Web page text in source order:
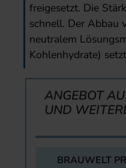
freigesetzt. Die
schnell. Der Abbau
neutralem
Kohlenhydrate)
ANGEBOT
UND
BRAUWELT